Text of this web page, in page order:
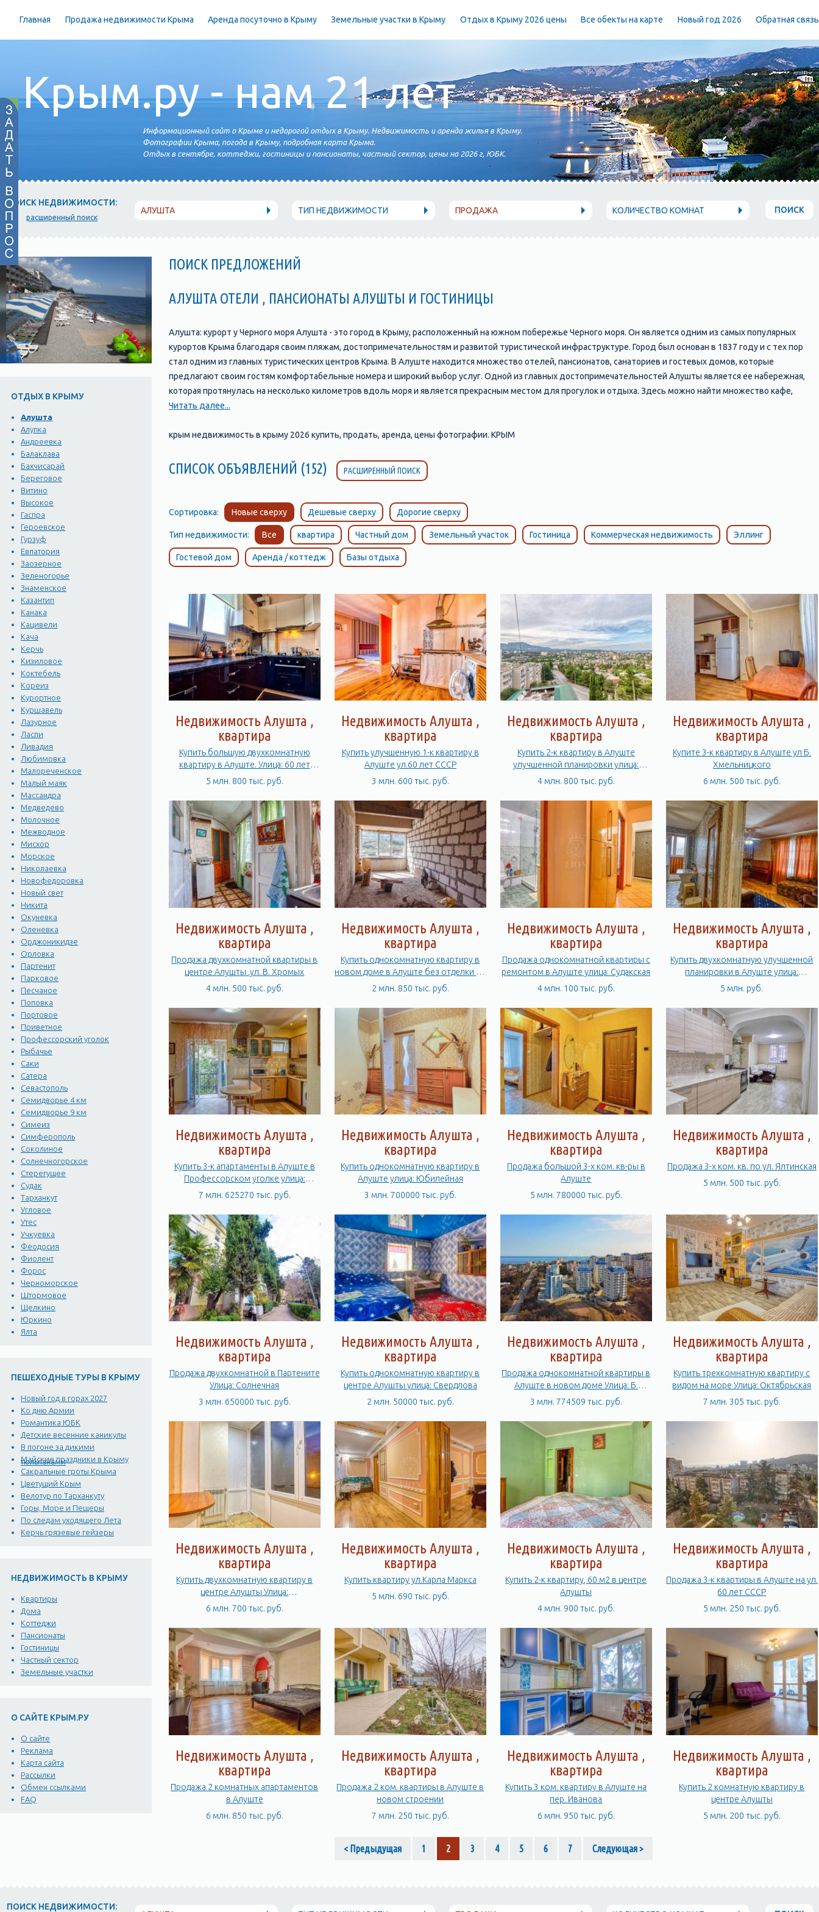
Главная Продажа недвижимости Крыма Аренда посуточно в Крыму Земельные участки в Крыму Отдых в Крыму 2026 цены Все обекты на карте Новый год 2026 Обратная связь
Крым.ру - нам 21 лет
Информационный сайт о Крыме и недорогой отдых в Крыму. Недвижимость и аренда жилья в Крыму.
Фотографии Крыма, погода в Крыму, подробная карта Крыма.
Отдых в сентябре, коттеджи, гостиницы и пансионаты, частный сектор, цены на 2026 г, ЮБК.
ПОИСК НЕДВИЖИМОСТИ:
расширенный поиск
АЛУШТА ТИП НЕДВИЖИМОСТИ ПРОДАЖА КОЛИЧЕСТВО КОМНАТ ПОИСК
ОТДЫХ В КРЫМУ
Алушта
Алупка
Андреевка
Балаклава
Бахчисарай
Береговое
Витино
Высокое
Гаспра
Героевское
Гурзуф
Евпатория
Заозерное
Зеленогорье
Знаменское
Казантип
Канака
Кацивели
Кача
Керчь
Кизиловое
Коктебель
Кореиз
Курортное
Куршавель
Лазурное
Ласпи
Ливадия
Любимовка
Малореченское
Малый маяк
Массандра
Медведево
Молочное
Межводное
Мисхор
Морское
Николаевка
Новофедоровка
Новый свет
Никита
Окуневка
Оленевка
Орджоникидзе
Орловка
Партенит
Парковое
Песчаное
Поповка
Портовое
Приветное
Профессорский уголок
Рыбачье
Саки
Сатера
Севастополь
Семидворье 4 км
Семидворье 9 км
Симеиз
Симферополь
Соколиное
Солнечногорское
Стерегущее
Судак
Тарханкут
Угловое
Утес
Учкуевка
Феодосия
Фиолент
Форос
Черноморское
Штормовое
Щелкино
Юркино
Ялта
ПЕШЕХОДНЫЕ ТУРЫ В КРЫМУ
Новый год в горах 2027
Ко дню Армии
Романтика ЮБК
Детские весенние каникулы
В погоне за дикими
тюльпанами
Майские праздники в Крыму
Сакральные гроты Крыма
Цветущий Крым
Велотур по Тарханкуту
Горы, Море и Пещеры
По следам уходящего Лета
Керчь грязевые гейзеры
НЕДВИЖИМОСТЬ В КРЫМУ
Квартиры
Дома
Коттеджи
Пансионаты
Гостиницы
Частный сектор
Земельные участки
О САЙТЕ КРЫМ.РУ
О сайте
Реклама
Карта сайта
Рассылки
Обмен ссылками
FAQ
ПОИСК ПРЕДЛОЖЕНИЙ
АЛУШТА ОТЕЛИ , ПАНСИОНАТЫ АЛУШТЫ И ГОСТИНИЦЫ
Алушта: курорт у Черного моря Алушта - это город в Крыму, расположенный на южном побережье Черного моря. Он является одним из самых популярных
курортов Крыма благодаря своим пляжам, достопримечательностям и развитой туристической инфраструктуре. Город был основан в 1837 году и с тех пор
стал одним из главных туристических центров Крыма. В Алуште находится множество отелей, пансионатов, санаториев и гостевых домов, которые
предлагают своим гостям комфортабельные номера и широкий выбор услуг. Одной из главных достопримечательностей Алушты является ее набережная,
которая протянулась на несколько километров вдоль моря и является прекрасным местом для прогулок и отдыха. Здесь можно найти множество кафе,
ресторанов, баров и магазинов, а также различные развлечения, такие как аттракционы, водные горки и т.д. Кроме того, в Алуште есть множество интересных
миниатюре", где можно увидеть уменьшенные копии всех достопримечательностей Крыма; парк "Айвазовское", где находится знаменитый памятник
насладиться теплым морем, солнцем и чистым воздухом. Пляжи Алушты отличаются своим разнообразием: от галечных до песчаных, от диких до
оборудованных всем необходимым для комфортного отдыха. В целом, Алушта является прекрасным местом для отдыха и развлечений. Здесь есть все
Читать далее...
крым недвижимость в крыму 2026 купить, продать, аренда, цены фотографии. КРЫМ
СПИСОК ОБЪЯВЛЕНИЙ (152) РАСШИРЕННЫЙ ПОИСК
Сортировка: Новые сверху Дешевые сверху Дорогие сверху
Тип недвижимости: Все квартира Частный дом Земельный участок Гостиница Коммерческая недвижимость Эллинг
Гостевой дом Аренда / коттедж Базы отдыха
Недвижимость Алушта ,
квартира
Купить большую двухкомнатную
квартиру в Алуште. Улица: 60 лет
СССР
5 млн. 800 тыс. руб.
Недвижимость Алушта ,
квартира
Купить улучшенную 1-к квартиру в
Алуште ул.60 лет СССР
3 млн. 600 тыс. руб.
Недвижимость Алушта ,
квартира
Купить 2-к квартиру в Алуште
улучшенной планировки улица:
Октябрьская
4 млн. 800 тыс. руб.
Недвижимость Алушта ,
квартира
Купите 3-к квартиру в Алуште ул Б.
Хмельницкого
6 млн. 500 тыс. руб.
Недвижимость Алушта ,
квартира
Продажа двухкомнатной квартиры в
центре Алушты ,ул. В. Хромых
4 млн. 500 тыс. руб.
Недвижимость Алушта ,
квартира
Купить однокомнатную квартиру в
новом доме в Алуште без отделки 60
лет СССР
2 млн. 850 тыс. руб.
Недвижимость Алушта ,
квартира
Продажа однокомнатной квартиры с
ремонтом в Алуште улица: Судакская
4 млн. 100 тыс. руб.
Недвижимость Алушта ,
квартира
Купить двухкомнатную улучшенной
планировки в Алуште улица:
Судакская
5 млн. руб.
Недвижимость Алушта ,
квартира
Купить 3-к апартаменты в Алуште в
Профессорском уголке улица:
Набережная
7 млн. 625270 тыс. руб.
Недвижимость Алушта ,
квартира
Купить однокомнатную квартиру в
Алуште улица: Юбилейная
3 млн. 700000 тыс. руб.
Недвижимость Алушта ,
квартира
Продажа большой 3-х ком. кв-ры в
Алуште
5 млн. 780000 тыс. руб.
Недвижимость Алушта ,
квартира
Продажа 3-х ком. кв. по ул. Ялтинская
5 млн. 500 тыс. руб.
Недвижимость Алушта ,
квартира
Продажа двухкомнатной в Партените
Улица: Солнечная
3 млн. 650000 тыс. руб.
Недвижимость Алушта ,
квартира
Купить однокомнатную квартиру в
центре Алушты улица: Свердлова
2 млн. 50000 тыс. руб.
Недвижимость Алушта ,
квартира
Продажа однокомнатной квартиры в
Алуште в новом доме Улица: Б.
Хмельницкого
3 млн. 774509 тыс. руб.
Недвижимость Алушта ,
квартира
Купить трехкомнатную квартиру с
видом на море Улица: Октябрьская
7 млн. 305 тыс. руб.
Недвижимость Алушта ,
квартира
Купить двухкомнатную квартиру в
центре Алушты Улица:
Красноармейская
6 млн. 700 тыс. руб.
Недвижимость Алушта ,
квартира
Купить квартиру ул.Карла Маркса
5 млн. 690 тыс. руб.
Недвижимость Алушта ,
квартира
Купить 2-к квартиру, 60 м2 в центре
Алушты
4 млн. 900 тыс. руб.
Недвижимость Алушта ,
квартира
Продажа 3-к квартиры в Алуште на ул.
60 лет СССР
5 млн. 250 тыс. руб.
Недвижимость Алушта ,
квартира
Продажа 2 комнатных апартаментов
в Алуште
6 млн. 850 тыс. руб.
Недвижимость Алушта ,
квартира
Продажа 2 ком. квартиры в Алуште в
новом строении
7 млн. 250 тыс. руб.
Недвижимость Алушта ,
квартира
Купить 3 ком. квартиру в Алуште на
пер. Иванова
6 млн. 950 тыс. руб.
Недвижимость Алушта ,
квартира
Купить 2 комнатную квартиру в
центре Алушты
5 млн. 200 тыс. руб.
< Предыдущая 1 2 3 4 5 6 7 Следующая >
ПОИСК НЕДВИЖИМОСТИ: